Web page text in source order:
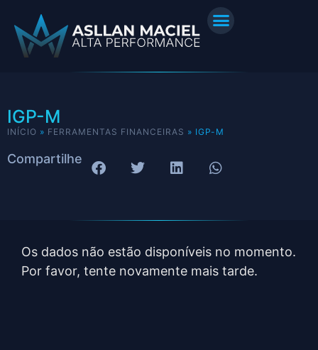
IGP-M
INÍCIO » FERRAMENTAS FINANCEIRAS » IGP-M
Compartilhe
Os dados não estão disponíveis no momento.
Por favor, tente novamente mais tarde.